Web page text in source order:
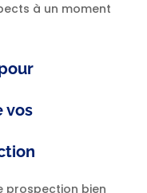
à un moment
vos
prospection bien